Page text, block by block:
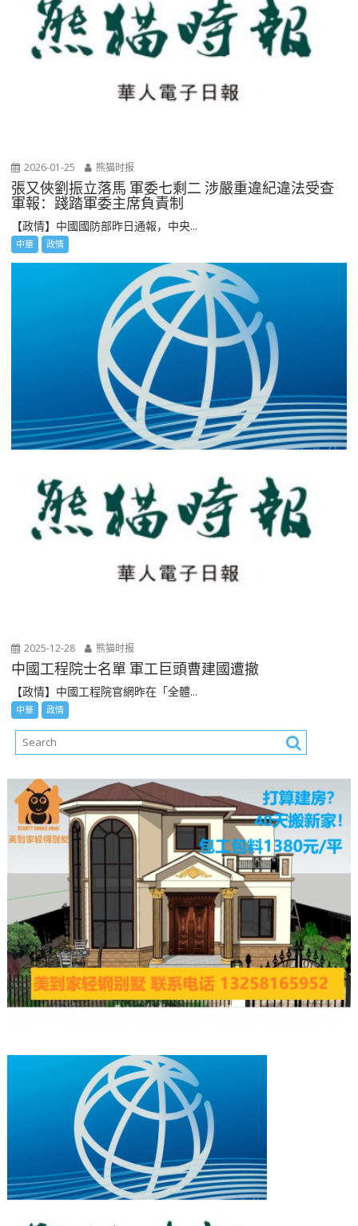
2026-01-25 熊猫时报
張又俠劉振立落馬 軍委七剩二 涉嚴重違紀違法受查
軍報：踐踏軍委主席負責制
【政情】中國國防部昨日通報，中央...
中華 政情
2025-12-28 熊猫时报
中國工程院士名單 軍工巨頭曹建國遭撤
【政情】中國工程院官網昨在「全體...
中華 政情